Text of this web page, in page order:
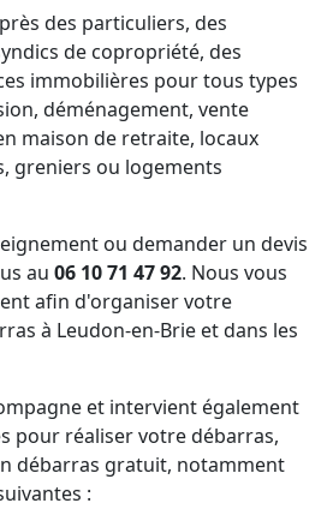
des particuliers, des
de copropriété, des
immobilières pour tous types
déménagement, vente
maison de retraite, locaux
greniers ou logements
ou demander un devis
au 06 10 71 47 92. Nous vous
afin d'organiser votre
à Leudon-en-Brie et dans les
et intervient également
pour réaliser votre débarras,
débarras gratuit, notamment
: